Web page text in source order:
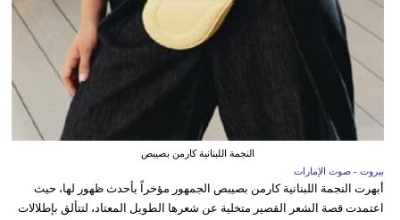
النجمة اللبنانية كارمن بصيبص
بيروت - صوت الإمارات
أبهرت النجمة اللبنانية كارمن بصيبص الجمهور مؤخراً بأحدث ظهور لها، حيث
اعتمدت قصة الشعر القصير متخلية عن شعرها الطويل المعتاد، لتتألق بإطلالات